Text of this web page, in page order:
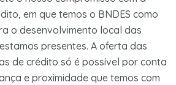
em que temos o BNDES como
o desenvolvimento local das
presentes. A oferta das
de crédito só é possível por conta
e proximidade que temos com